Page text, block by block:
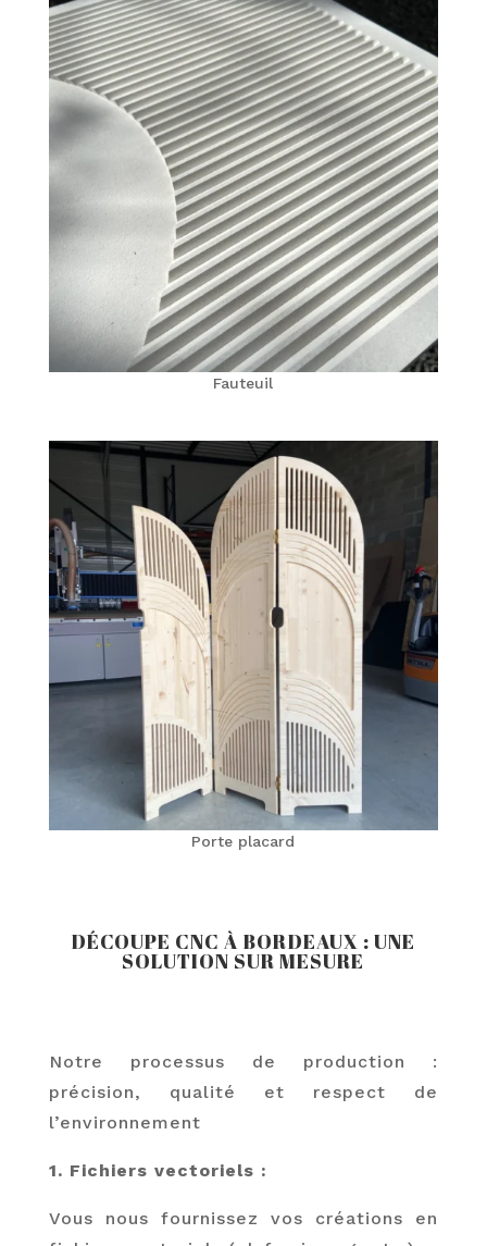
Fauteuil
Porte placard
DÉCOUPE CNC À BORDEAUX : UNE
SOLUTION SUR MESURE
Notre processus de production :
précision, qualité et respect de
l’environnement
1. Fichiers vectoriels :
Vous nous fournissez vos créations en